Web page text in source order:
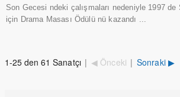
Son Gecesi ndeki çalışmaları nedeniyle 1997
için Drama Masası Ödülü nü kazandı ...
1-25 den 61 Sanatçı | ◀ Önceki | Sonraki ▶